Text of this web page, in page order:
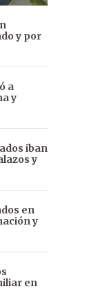
y por
a
y
iban
y
en
y
en